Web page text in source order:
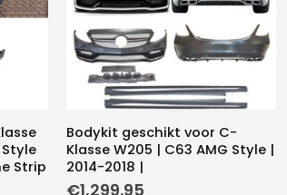
Style
Strip
Bodykit geschikt voor C-
Klasse W205 | C63 AMG Style |
2014-2018 |
€1,299.95